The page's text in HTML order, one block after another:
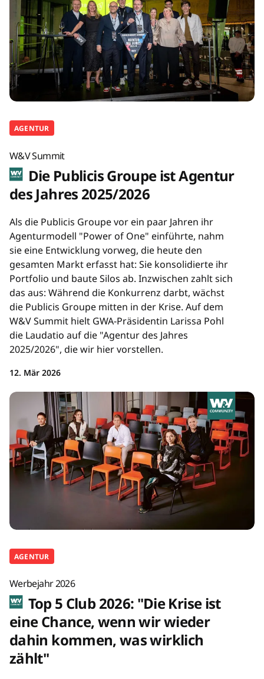
AGENTUR
W&V Summit
Die Publicis Groupe ist Agentur
des Jahres 2025/2026
Als die Publicis Groupe vor ein paar Jahren ihr
Agenturmodell "Power of One" einführte, nahm
sie eine Entwicklung vorweg, die heute den
gesamten Markt erfasst hat: Sie konsolidierte ihr
Portfolio und baute Silos ab. Inzwischen zahlt sich
das aus: Während die Konkurrenz darbt, wächst
die Publicis Groupe mitten in der Krise. Auf dem
W&V Summit hielt GWA-Präsidentin Larissa Pohl
die Laudatio auf die "Agentur des Jahres
2025/2026", die wir hier vorstellen.
12. Mär 2026
AGENTUR
Werbejahr 2026
Top 5 Club 2026: "Die Krise ist
eine Chance, wenn wir wieder
dahin kommen, was wirklich
zählt"